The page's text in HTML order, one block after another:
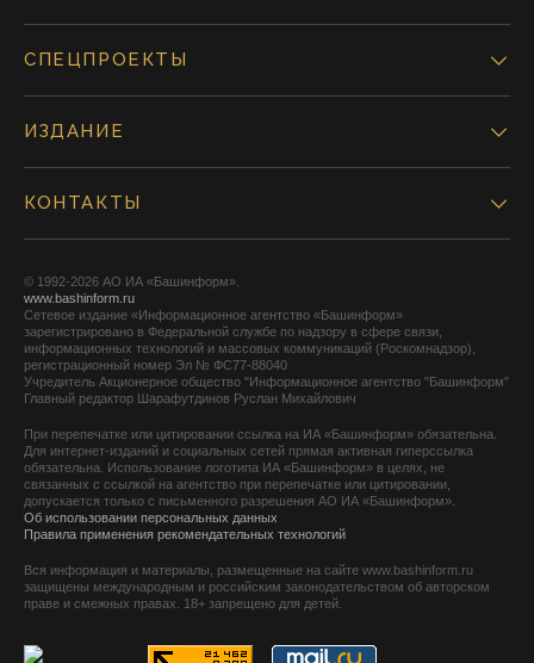
СПЕЦПРОЕКТЫ
ИЗДАНИЕ
КОНТАКТЫ
© 1992-2026 АО ИА «Башинформ».
www.bashinform.ru
Сетевое издание «Информационное агентство «Башинформ»
зарегистрировано в Федеральной службе по надзору в сфере связи,
информационных технологий и массовых коммуникаций (Роскомнадзор),
регистрационный номер Эл № ФС77-88040
Учредитель Акционерное общество "Информационное агентство "Башинформ"
Главный редактор Шарафутдинов Руслан Михайлович
При перепечатке или цитировании ссылка на ИА «Башинформ» обязательна.
Для интернет-изданий и социальных сетей прямая активная гиперссылка
обязательна. Использование логотипа ИА «Башинформ» в целях, не
связанных с ссылкой на агентство при перепечатке или цитировании,
допускается только с письменного разрешения АО ИА «Башинформ».
Об использовании персональных данных
Правила применения рекомендательных технологий
Вся информация и материалы, размещенные на сайте www.bashinform.ru
защищены международным и российским законодательством об авторском
праве и смежных правах. 18+ запрещено для детей.